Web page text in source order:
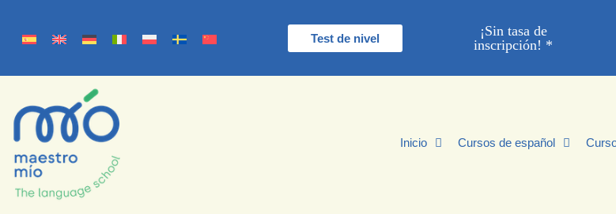
Test de nivel
¡Sin tasa de
inscripción! *
Inicio Cursos de español